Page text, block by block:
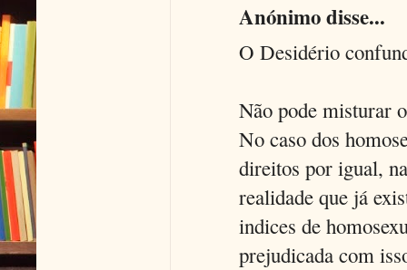
Anónimo disse...
O Desidério
Não pode misturar
No caso dos
direitos por igual,
realidade que já
indices de
prejudicada com